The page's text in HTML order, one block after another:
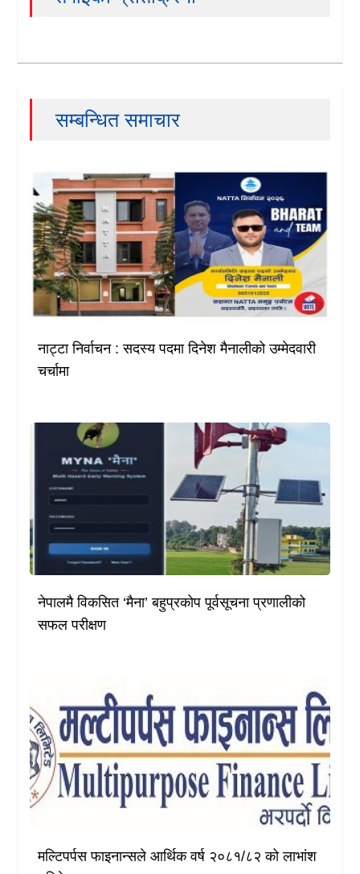
सम्बन्धित समाचार
नाट्टा निर्वाचन : सदस्य पदमा दिनेश मैनालीको उम्मेदवारी
चर्चामा
नेपालमै विकसित ‘मैना’ बहुप्रकोप पूर्वसूचना प्रणालीको
सफल परीक्षण
मल्टिपर्पस फाइनान्सले आर्थिक वर्ष २०८१/८२ को लाभांश